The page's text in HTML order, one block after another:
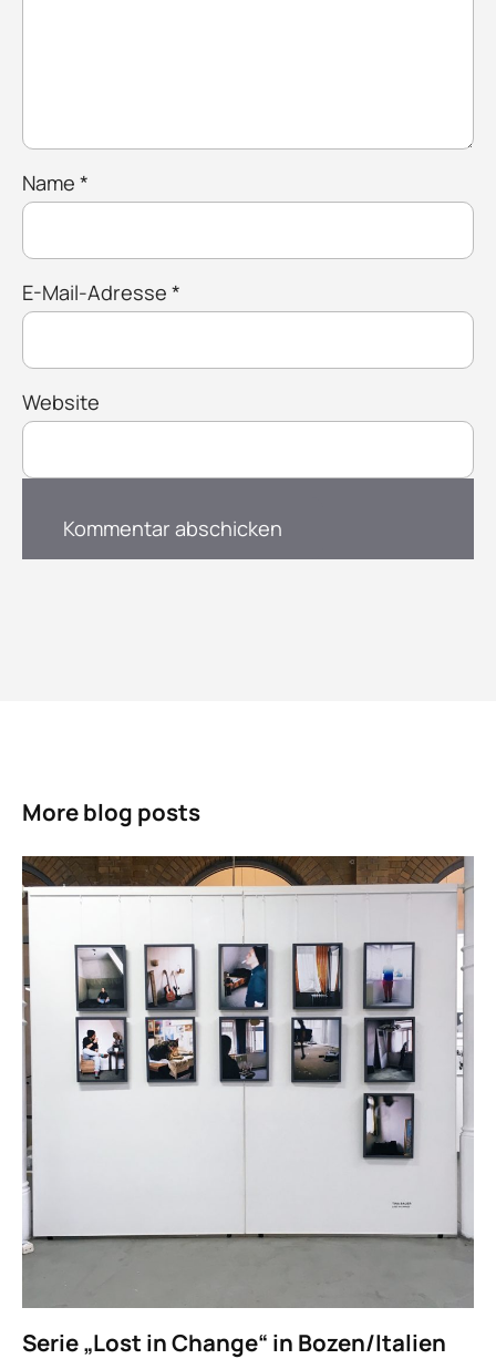
Name *
E-Mail-Adresse *
Website
More blog posts
Serie „Lost in Change“ in Bozen/Italien